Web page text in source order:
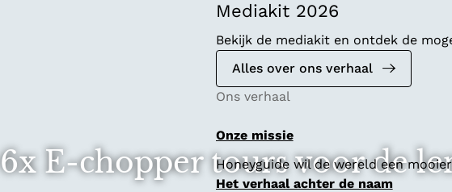
Mediakit 2026
Bekijk de mediakit en ontdek de
Alles over ons verhaal
Ons verhaal
Onze missie
Honeyguide wil de wereld een
Het verhaal achter de naam
6x E-chopper tours voor de